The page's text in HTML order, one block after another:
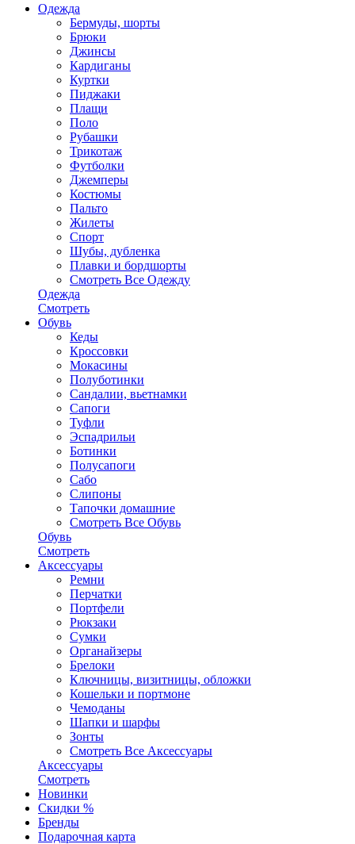
Одежда
Бермуды, шорты
Брюки
Джинсы
Кардиганы
Куртки
Пиджаки
Плащи
Поло
Рубашки
Трикотаж
Футболки
Джемперы
Костюмы
Пальто
Жилеты
Спорт
Шубы, дубленка
Плавки и бордшорты
Смотреть Все Одежду
Одежда
Смотреть
Обувь
Кеды
Кроссовки
Мокасины
Полуботинки
Сандалии, вьетнамки
Сапоги
Туфли
Эспадрильи
Ботинки
Полусапоги
Сабо
Слипоны
Тапочки домашние
Смотреть Все Обувь
Обувь
Смотреть
Аксесcуары
Ремни
Перчатки
Портфели
Рюкзаки
Сумки
Органайзеры
Брелоки
Ключницы, визитницы, обложки
Кошельки и портмоне
Чемоданы
Шапки и шарфы
Зонты
Смотреть Все Аксесcуары
Аксесcуары
Смотреть
Новинки
Скидки %
Бренды
Подарочная карта